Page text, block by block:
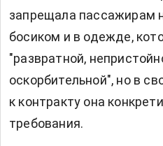
запрещала пассажирам
босиком и в одежде,
"развратной,
оскорбительной", но в
к контракту она
требования.